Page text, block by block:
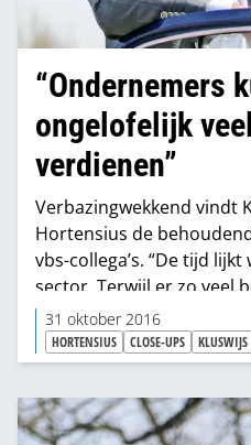
“Ondernemers
ongelofelijk
verdienen”
Verbazingwekkend vindt
Hortensius de
vbs-collega’s. “De tijd
sector. Terwijl er zo veel
decoratieve winkels. Je
verrassen. Niet alleen
niet meer genoeg. Zo
maar je moet het wel
31 oktober 2016
HORTENSIUS CLOSE-UPS KLUSWIJS